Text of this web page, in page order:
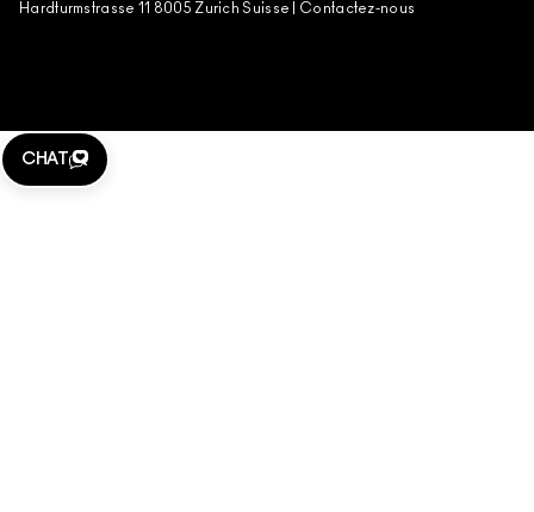
Hardturmstrasse 11 8005 Zurich Suisse | Contactez-nous
CHAT